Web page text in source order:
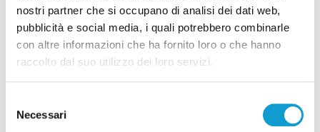
nostri partner che si occupano di analisi dei dati web,
pubblicità e social media, i quali potrebbero combinarle
con altre informazioni che ha fornito loro o che hanno
raccolto dal suo utilizzo dei loro servizi.
delNecessari